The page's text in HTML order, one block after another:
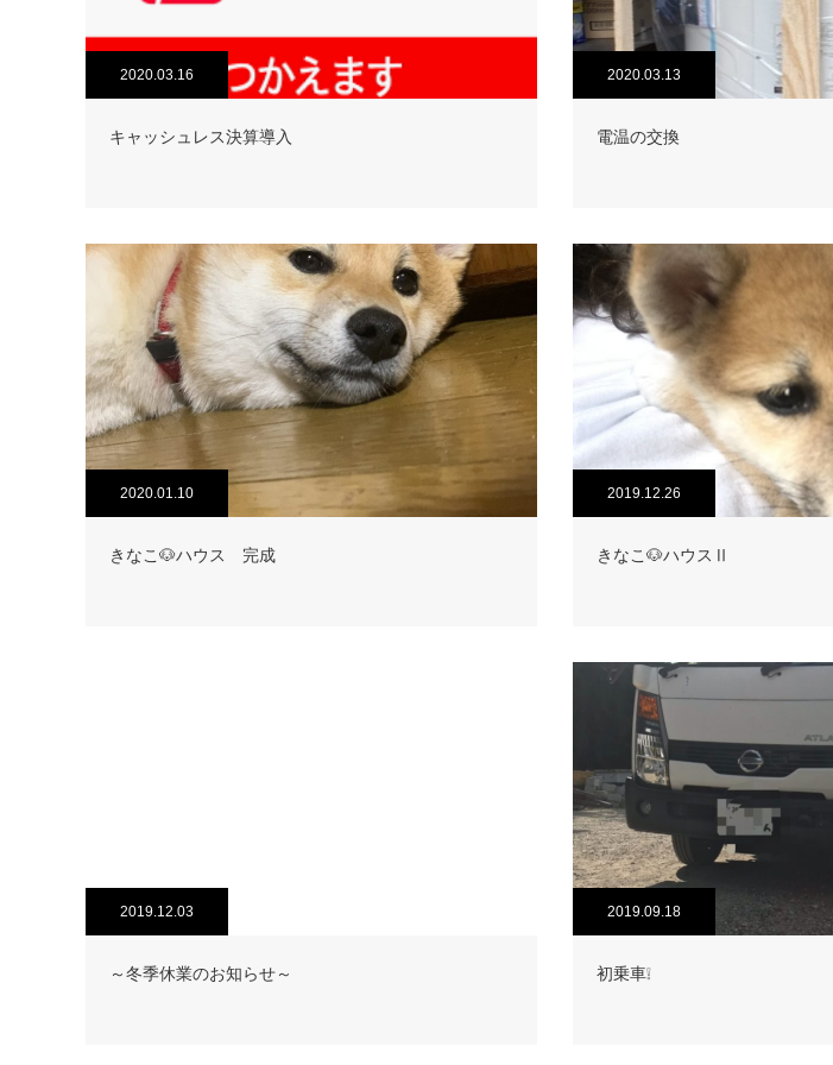
2020.03.16
キャッシュレス決算導入
2020.03.13
電温の交換
2020.01.10
きなこ🐶ハウス 完成
2019.12.26
きなこ🐶ハウスⅡ
2019.12.03
～冬季休業のお知らせ～
2019.09.18
初乗車❕